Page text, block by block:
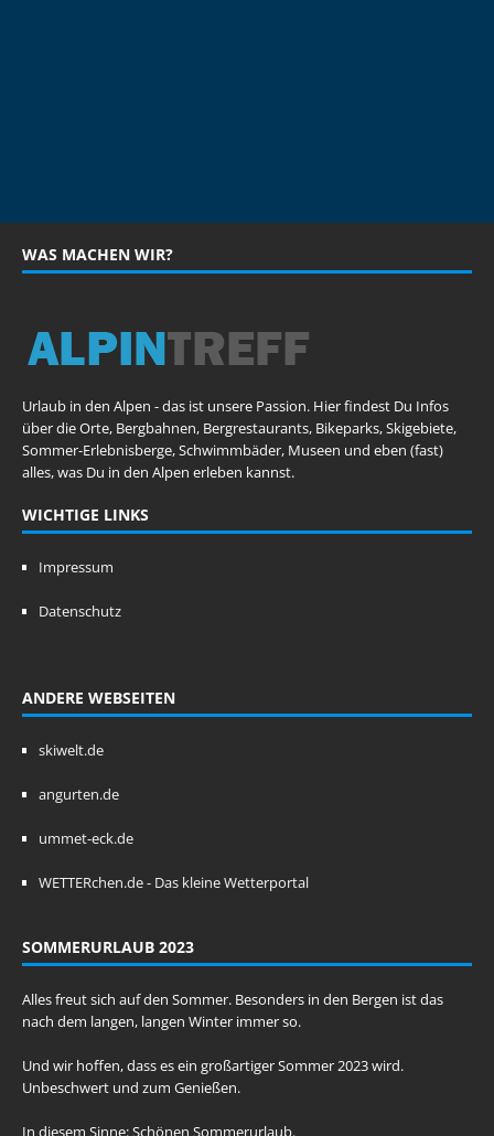
WAS MACHEN WIR?
Urlaub in den Alpen - das ist unsere Passion. Hier findest Du Infos
über die Orte, Bergbahnen, Bergrestaurants, Bikeparks, Skigebiete,
Sommer-Erlebnisberge, Schwimmbäder, Museen und eben (fast)
alles, was Du in den Alpen erleben kannst.
WICHTIGE LINKS
Impressum
Datenschutz
ANDERE WEBSEITEN
skiwelt.de
angurten.de
ummet-eck.de
WETTERchen.de - Das kleine Wetterportal
SOMMERURLAUB 2023
Alles freut sich auf den Sommer. Besonders in den Bergen ist das
nach dem langen, langen Winter immer so.
Und wir hoffen, dass es ein großartiger Sommer 2023 wird.
Unbeschwert und zum Genießen.
In diesem Sinne: Schönen Sommerurlaub.